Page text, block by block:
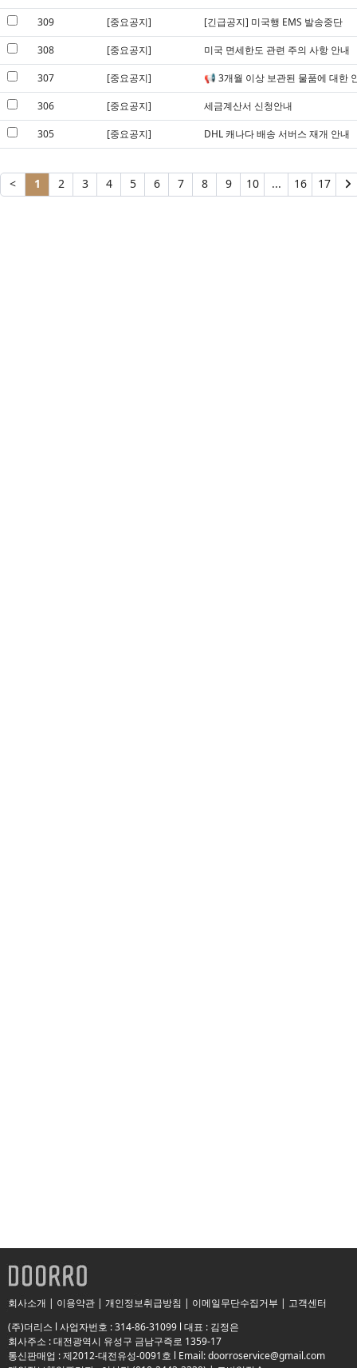
309 [중요공지] [긴급공지] 미국행 EMS 발송중단
308 [중요공지] 미국 면세한도 관련 주의 사항 안내
307 [중요공지] 📢 3개월 이상 보관된 물품에 대한
306 [중요공지] 세금계산서 신청안내
305 [중요공지] DHL 캐나다 배송 서버스 재개 안내
< 1 2 3 4 5 6 7 8 9 10 ... 16 17
회사소개 | 이용약관 | 개인정보취급방침 | 이메일무단수집거부 | 고객센터
(주)더리스 l 사업자번호 : 314-86-31099 l 대표 : 김정은
회사주소 : 대전광역시 유성구 금남구즉로 1359-17
통신판매업 : 제2012-대전유성-0091호 l Email: doorroservice@gmail.com